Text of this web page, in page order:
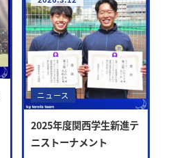
ニュース
2025年度関西学生新進テ
ニストーナメント